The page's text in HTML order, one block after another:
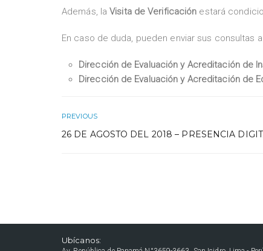
Además, laVisita de Verificación estará
En caso de duda, pueden enviar sus consultas
Dirección de Evaluación y Acreditación de
Dirección de Evaluación y Acreditación de
PREVIOUS
26 DE AGOSTO DEL 2018 – PRESENCIA
Ubícanos: